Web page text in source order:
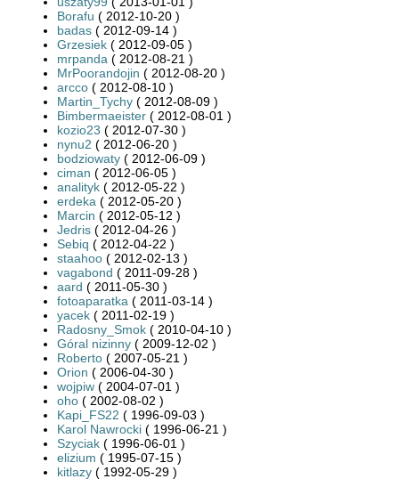
Borafu ( 2012-10-20 )
badas ( 2012-09-14 )
Grzesiek ( 2012-09-05 )
mrpanda ( 2012-08-21 )
MrPoorandojin ( 2012-08-20 )
arcco ( 2012-08-10 )
Martin_Tychy ( 2012-08-09 )
Bimbermaeister ( 2012-08-01 )
kozio23 ( 2012-07-30 )
nynu2 ( 2012-06-20 )
bodziowaty ( 2012-06-09 )
ciman ( 2012-06-05 )
analityk ( 2012-05-22 )
erdeka ( 2012-05-20 )
Marcin ( 2012-05-12 )
Jedris ( 2012-04-26 )
Sebiq ( 2012-04-22 )
staahoo ( 2012-02-13 )
vagabond ( 2011-09-28 )
aard ( 2011-05-30 )
fotoaparatka ( 2011-03-14 )
yacek ( 2011-02-19 )
Radosny_Smok ( 2010-04-10 )
Góral nizinny ( 2009-12-02 )
Roberto ( 2007-05-21 )
Orion ( 2006-04-30 )
wojpiw ( 2004-07-01 )
oho ( 2002-08-02 )
Kapi_FS22 ( 1996-09-03 )
Karol Nawrocki ( 1996-06-21 )
Szyciak ( 1996-06-01 )
elizium ( 1995-07-15 )
kitlazy ( 1992-05-29 )